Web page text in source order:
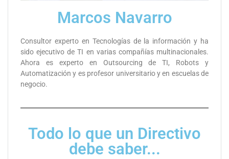
Marcos Navarro
Consultor experto en Tecnologías de la información y ha
sido ejecutivo de TI en varias compañías multinacionales.
Ahora es experto en Outsourcing de TI, Robots y
Automatización y es profesor universitario y en escuelas de
negocio.
Todo lo que un Directivo
debe saber...